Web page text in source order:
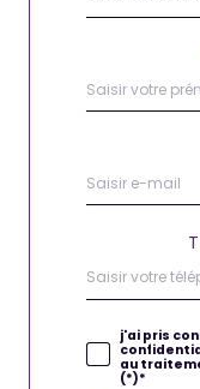
j'ai pris
au
(*)*